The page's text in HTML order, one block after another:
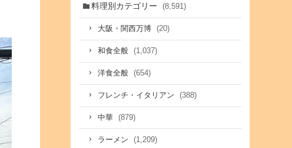
料理別カテゴリー (8,591)
大阪・関西万博 (20)
和食全般 (1,037)
洋食全般 (654)
フレンチ・イタリアン (388)
中華 (879)
ラーメン (1,209)